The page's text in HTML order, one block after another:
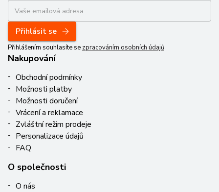
Přihlásit se
Přihlášením souhlasíte se zpracováním osobních údajů
Nakupování
Obchodní podmínky
Možnosti platby
Možnosti doručení
Vrácení a reklamace
Zvláštní režim prodeje
Personalizace údajů
FAQ
O společnosti
O nás